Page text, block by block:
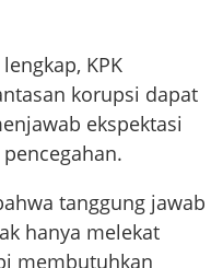
KPK
korupsi dapat
ekspektasi
tanggung jawab
hanya melekat
membutuhkan